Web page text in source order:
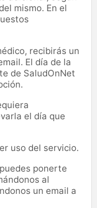
mismo. En el
recibirás un
El día de la
de SaludOnNet
el día que
uso del servicio.
ponerte
al
un email a